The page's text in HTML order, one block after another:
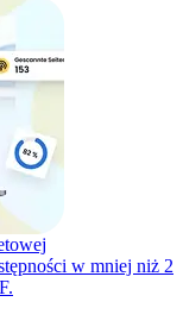
w mniej niż 2